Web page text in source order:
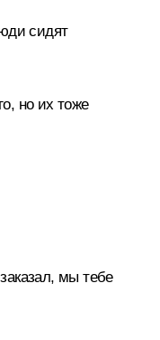
сидят
но их тоже
мы тебе